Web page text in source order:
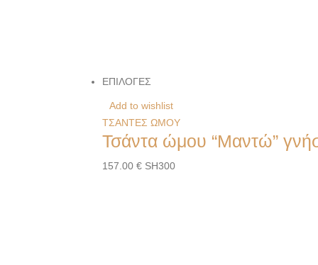
ΕΠΙΛΟΓΕΣ
Add to wishlist
ΤΣΑΝΤΕΣ ΩΜΟΥ
Τσάντα ώμου “Μαντώ”
157.00 € SH300